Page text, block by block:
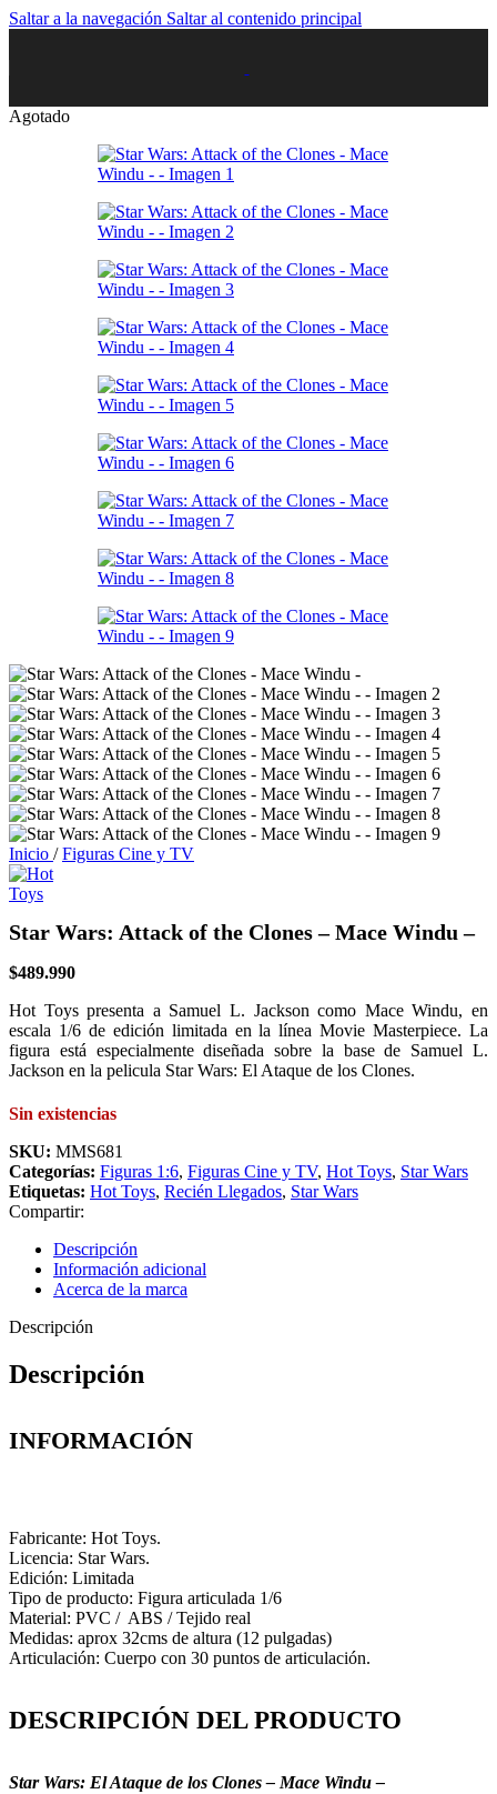
Saltar a la navegación Saltar al contenido principal
Agotado
Inicio / Figuras Cine y TV
Star Wars: Attack of the Clones – Mace Windu –
$489.990
Hot Toys presenta a Samuel L. Jackson como Mace Windu, en
escala 1/6 de edición limitada en la línea Movie Masterpiece. La
figura está especialmente diseñada sobre la base de Samuel L.
Jackson en la pelicula Star Wars: El Ataque de los Clones.
Sin existencias
SKU: MMS681
Categorías: Figuras 1:6, Figuras Cine y TV, Hot Toys, Star Wars
Etiquetas: Hot Toys, Recién Llegados, Star Wars
Compartir:
Descripción
Información adicional
Acerca de la marca
Descripción
Descripción
INFORMACIÓN
Fabricante: Hot Toys.
Licencia: Star Wars.
Edición: Limitada
Tipo de producto: Figura articulada 1/6
Material: PVC / ABS / Tejido real
Medidas: aprox 32cms de altura (12 pulgadas)
Articulación: Cuerpo con 30 puntos de articulación.
DESCRIPCIÓN DEL PRODUCTO
Star Wars: El Ataque de los Clones – Mace Windu –